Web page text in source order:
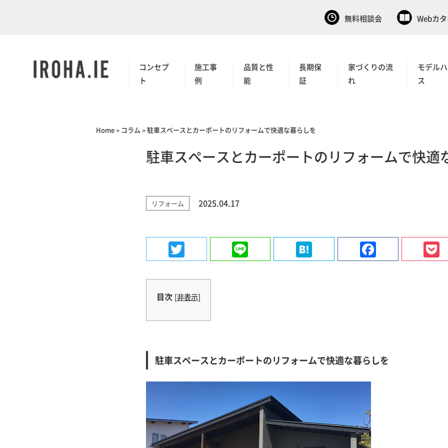
無料相談会 Webカ
コンセプ
ト
施工事
例
品質と性
能
長期保
証
家づくりの流
れ
モデル
ス
Home» コラム »駐車スペースとカーポートのリフォームで快適な暮らしを
駐車スペースとカーポートのリフォームで快適
リフォーム 2025.04.17
Twitter Hatena Facebook
目次 [非表示]
駐車スペースとカーポートのリフォームで快適な暮らしを